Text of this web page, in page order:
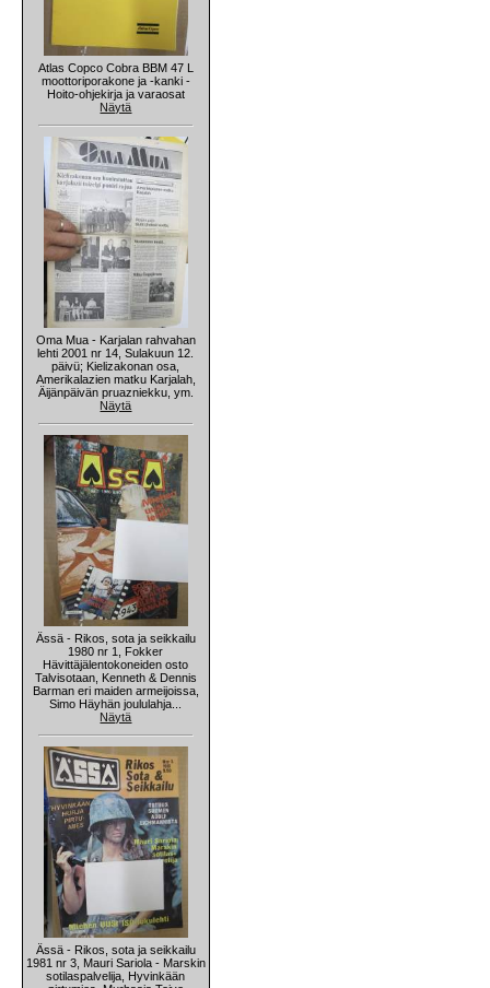
Atlas Copco Cobra BBM 47 L
moottoriporakone ja -kanki -
Hoito-ohjekirja ja varaosat
Näytä
Oma Mua - Karjalan rahvahan
lehti 2001 nr 14, Sulakuun 12.
päivü; Kielizakonan osa,
Amerikalazien matku Karjalah,
Äijänpäivän pruazniekku, ym.
Näytä
Ässä - Rikos, sota ja seikkailu
1980 nr 1, Fokker
Hävittäjälentokoneiden osto
Talvisotaan, Kenneth & Dennis
Barman eri maiden armeijoissa,
Simo Häyhän joululahja...
Näytä
Ässä - Rikos, sota ja seikkailu
1981 nr 3, Mauri Sariola - Marskin
sotilaspalvelija, Hyvinkään